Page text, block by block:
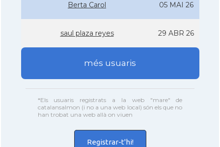
Berta Carol 05 MAI 26
saul plaza reyes 29 ABR 26
més usuaris
*Els usuaris registrats a la web "mare" de
catalansalmon (i no a una web local) són els que no
han trobat una web allà on viuen
Registrar-t'hi!